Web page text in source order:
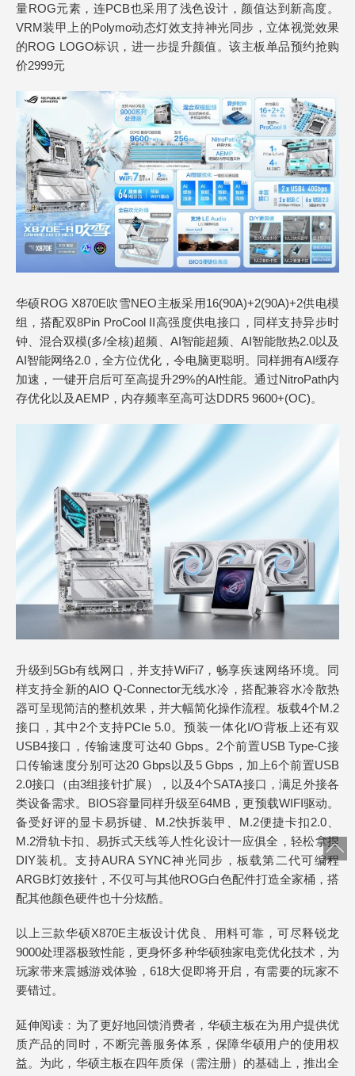
量ROG元素，连PCB也采用了浅色设计，颜值达到新高度。
VRM装甲上的Polymo动态灯效支持神光同步，立体视觉效果
的ROG LOGO标识，进一步提升颜值。该主板单品预约抢购
价2999元
华硕ROG X870E吹雪NEO主板采用16(90A)+2(90A)+2供电模
组，搭配双8Pin ProCool II高强度供电接口，同样支持异步时
钟、混合双模(多/全核)超频、AI智能超频、AI智能散热2.0以及
AI智能网络2.0，全方位优化，令电脑更聪明。同样拥有AI缓存
加速，一键开启后可至高提升29%的AI性能。通过NitroPath内
存优化以及AEMP，内存频率至高可达DDR5 9600+(OC)。
升级到5Gb有线网口，并支持WiFi7，畅享疾速网络环境。同
样支持全新的AIO Q-Connector无线水冷，搭配兼容水冷散热
器可呈现简洁的整机效果，并大幅简化操作流程。板载4个M.2
接口，其中2个支持PCIe 5.0。预装一体化I/O背板上还有双
USB4接口，传输速度可达40 Gbps。2个前置USB Type-C接
口传输速度分别可达20 Gbps以及5 Gbps，加上6个前置USB
2.0接口（由3组接针扩展），以及4个SATA接口，满足外接各
类设备需求。BIOS容量同样升级至64MB，更预载WIFI驱动。
备受好评的显卡易拆键、M.2快拆装甲、M.2便捷卡扣2.0、
M.2滑轨卡扣、易拆式天线等人性化设计一应俱全，轻松拿捏
DIY装机。支持AURA SYNC神光同步，板载第二代可编程
ARGB灯效接针，不仅可与其他ROG白色配件打造全家桶，搭
配其他颜色硬件也十分炫酷。
以上三款华硕X870E主板设计优良、用料可靠，可尽释锐龙
9000处理器极致性能，更身怀多种华硕独家电竞优化技术，为
玩家带来震撼游戏体验，618大促即将开启，有需要的玩家不
要错过。
延伸阅读：为了更好地回馈消费者，华硕主板在为用户提供优
质产品的同时，不断完善服务体系，保障华硕用户的使用权
益。为此，华硕主板在四年质保（需注册）的基础上，推出全